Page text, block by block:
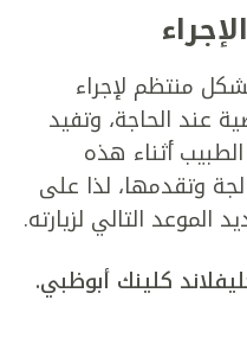
منتظم لإجراء
عند الحاجة، وتفيد
أثناء هذه
وتقدمها، لذا على
الموعد التالي لزيارته.
الطبع والنشر 2017 كليفلاند كلينك أبوظبي.